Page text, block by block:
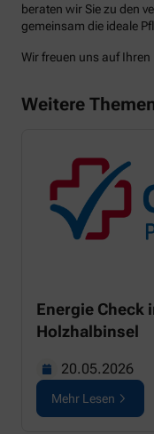
beraten wir Sie zu den
gemeinsam die ideale
Wir freuen uns auf Ihren
Weitere
Energie Check
Holzhalbinsel
20.05.2026
Mehr Lesen